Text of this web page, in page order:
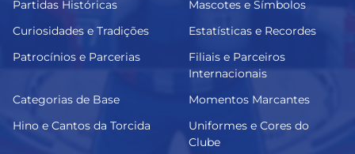
Partidas Históricas
Mascotes e Símbolos
Curiosidades e Tradições
Estatísticas e Recordes
Patrocínios e Parcerias
Filiais e Parceiros
Internacionais
Categorias de Base
Momentos Marcantes
Hino e Cantos da Torcida
Uniformes e Cores do
Clube